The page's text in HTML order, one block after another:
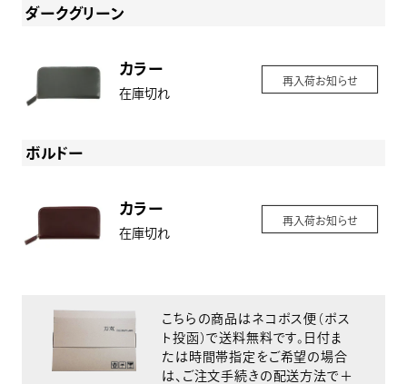
ダークグリーン
カラー
在庫切れ
再入荷お知らせ
ボルドー
カラー
在庫切れ
再入荷お知らせ
こちらの商品はネコポス便（ポス
ト投函）で送料無料です。日付ま
たは時間帯指定をご希望の場合
は、ご注文手続きの配送方法で＋